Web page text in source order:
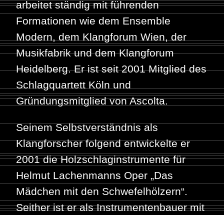
arbeitet ständig mit führenden
Formationen wie dem Ensemble
Modern, dem Klangforum Wien, der
Musikfabrik und dem Klangforum
Heidelberg. Er ist seit 2001 Mitglied des
Schlagquartett Köln und
Gründungsmitglied von Ascolta.
Seinem Selbstverständnis als
Klangforscher folgend entwickelte er
2001 die Holzschlaginstrumente für
Helmut Lachenmanns Oper „Das
Mädchen mit den Schwefelhölzern“.
Seither ist er als Instrumentenbauer mit